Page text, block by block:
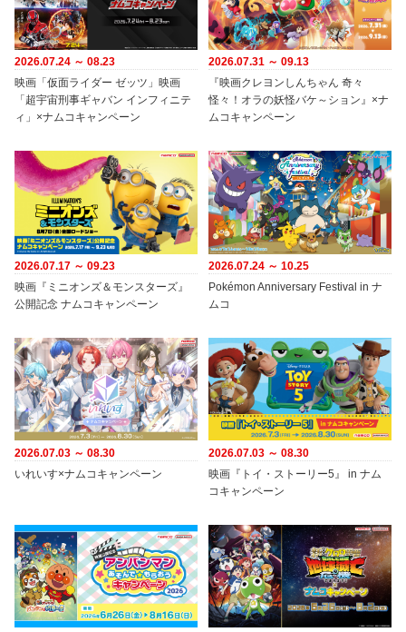
2026.07.24 ～ 08.23
映画「仮面ライダー ゼッツ」映画
「超宇宙刑事ギャバン インフィニテ
ィ」×ナムコキャンペーン
2026.07.31 ～ 09.13
『映画クレヨンしんちゃん 奇々
怪々！オラの妖怪バケ～ション』×ナ
ムコキャンペーン
2026.07.17 ～ 09.23
映画『ミニオンズ＆モンスターズ』
公開記念 ナムコキャンペーン
2026.07.24 ～ 10.25
Pokémon Anniversary Festival in ナ
ムコ
2026.07.03 ～ 08.30
いれいす×ナムコキャンペーン
2026.07.03 ～ 08.30
映画『トイ・ストーリー5』 in ナム
コキャンペーン